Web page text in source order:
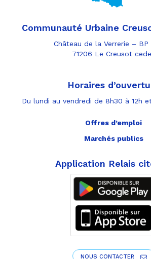
Communauté Urbaine
Château de la Verrerie –
71206 Le Creusot
Horaires
Du lundi au vendredi de 8h30 à 12h
Offres d’emploi
Marchés publics
Application Relais
NOUS CONTACTER